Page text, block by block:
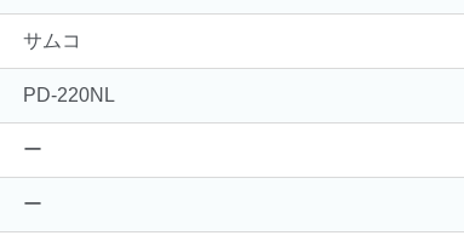
サムコ
PD-220NL
ー
ー